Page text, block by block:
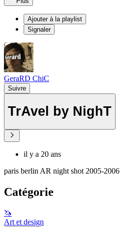
Ajouter à la playlist
Signaler
GeraRD ChiC
Suivre
TrAvel by NighT
il y a 20 ans
paris berlin AR night shot 2005-2006
Catégorie
🦄
Art et design